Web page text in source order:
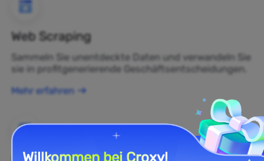
Web Scraping
Sammeln Sie unentdeckte Daten und verwandeln Sie
sie in profitgenerierende Geschäftsentscheidungen.
Mehr erfahren
Willkommen bei Croxy!